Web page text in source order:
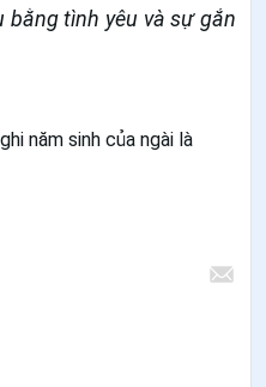
bằng tình yêu và sự gắn
năm sinh của ngài là